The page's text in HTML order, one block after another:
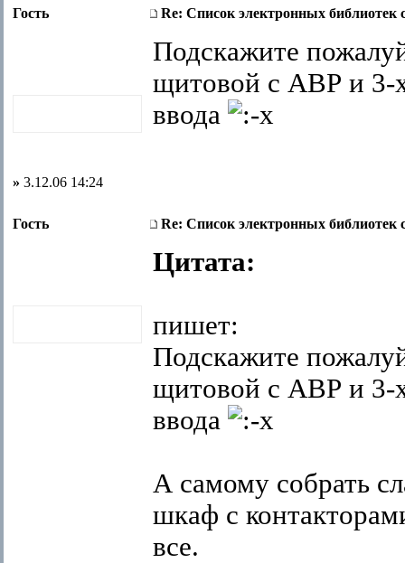
Гость Re: Список электронных библиотек
Подскажите
щитовой с АВР и 3-
ввода
» 3.12.06 14:24
Гость Re: Список электронных библиотек
Цитата:
пишет:
Подскажите
щитовой с АВР и 3-
ввода
А самому собрать
шкаф с
все.